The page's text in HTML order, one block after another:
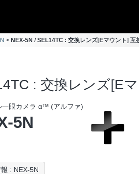
NEX-5N / SEL14TC : 交換レンズ[Eマウント] 互
: 交換レンズ[E
一眼カメラ α™ (アルファ)
5N
: NEX-5N